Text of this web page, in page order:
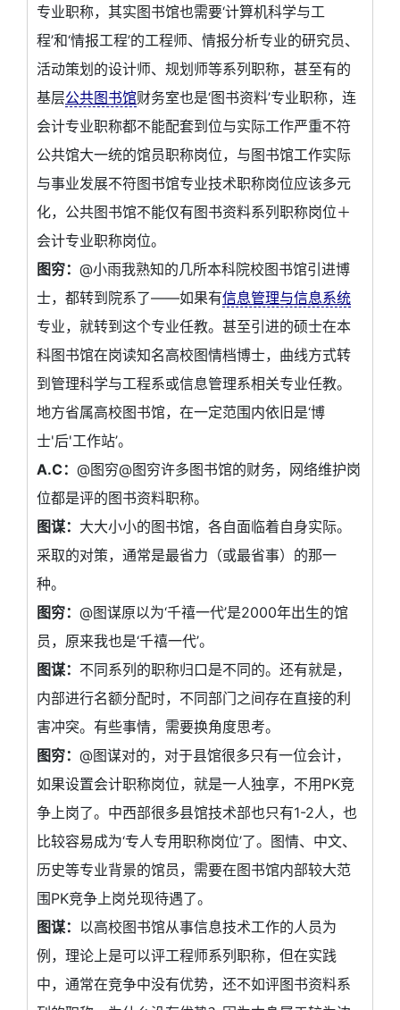
专业职称，其实图书馆也需要‘计算机科学与工
程’和‘情报工程’的工程师、情报分析专业的研究员、
活动策划的设计师、规划师等系列职称，甚至有的
基层公共图书馆财务室也是‘图书资料’专业职称，连
会计专业职称都不能配套到位与实际工作严重不符
公共馆大一统的馆员职称岗位，与图书馆工作实际
与事业发展不符图书馆专业技术职称岗位应该多元
化，公共图书馆不能仅有图书资料系列职称岗位＋
会计专业职称岗位。
图穷： @小雨我熟知的几所本科院校图书馆引进博
士，都转到院系了——如果有信息管理与信息系统
专业，就转到这个专业任教。甚至引进的硕士在本
科图书馆在岗读知名高校图情档博士，曲线方式转
到管理科学与工程系或信息管理系相关专业任教。
地方省属高校图书馆，在一定范围内依旧是‘博
士'后'工作站’。
A.C： @图穷@图穷许多图书馆的财务，网络维护岗
位都是评的图书资料职称。
图谋： 大大小小的图书馆，各自面临着自身实际。
采取的对策，通常是最省力（或最省事）的那一
种。
图穷： @图谋原以为‘千禧一代’是2000年出生的馆
员，原来我也是‘千禧一代’。
图谋： 不同系列的职称归口是不同的。还有就是，
内部进行名额分配时，不同部门之间存在直接的利
害冲突。有些事情，需要换角度思考。
图穷： @图谋对的，对于县馆很多只有一位会计，
如果设置会计职称岗位，就是一人独享，不用PK竞
争上岗了。中西部很多县馆技术部也只有1-2人，也
比较容易成为‘专人专用职称岗位’了。图情、中文、
历史等专业背景的馆员，需要在图书馆内部较大范
围PK竞争上岗兑现待遇了。
图谋： 以高校图书馆从事信息技术工作的人员为
例，理论上是可以评工程师系列职称，但在实践
中，通常在竞争中没有优势，还不如评图书资料系